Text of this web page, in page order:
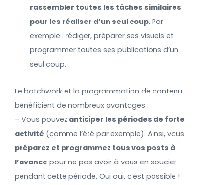
rassembler toutes les tâches similaires
pour les réaliser d’un seul coup. Par
exemple : rédiger, préparer ses visuels et
programmer toutes ses publications d’un
seul coup.
Le batchwork et la programmation de contenu
bénéficient de nombreux avantages :
– Vous pouvez anticiper les périodes de forte
activité (comme l’été par exemple). Ainsi, vous
préparez et programmez tous vos posts à
l’avance pour ne pas avoir à vous en soucier
pendant cette période. Oui oui, c’est possible !